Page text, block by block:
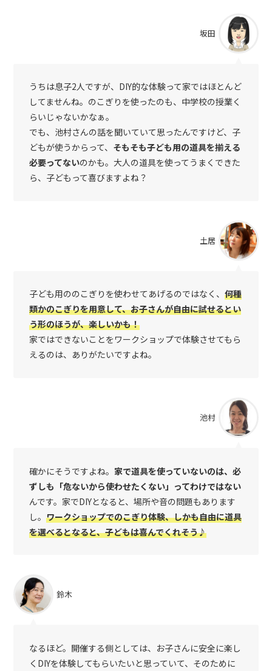
坂田
うちは息子2人ですが、DIY的な体験って家ではほとんど
してませんね。のこぎりを使ったのも、中学校の授業く
らいじゃないかなぁ。
でも、池村さんの話を聞いていて思ったんですけど、子
どもが使うからって、 そもそも子ども用の道具を揃える
必要ってないのかも。大人の道具を使ってうまくできた
ら、子どもって喜びますよね？
土居
子ども用ののこぎりを使わせてあげるのではなく、 何種
類かのこぎりを用意して、お子さんが自由に試せるとい
う形のほうが、楽しいかも！
家ではできないことをワークショップで体験させてもら
えるのは、ありがたいですよね。
池村
確かにそうですよね。 家で道具を使っていないのは、必
ずしも「危ないから使わせたくない」ってわけではない
んです。家でDIYとなると、場所や音の問題もあります
し。 ワークショップでのこぎり体験、しかも自由に道具
を選べるとなると、子どもは喜んでくれそう♪
鈴木
なるほど。開催する側としては、お子さんに安全に楽し
くDIYを体験してもらいたいと思っていて、そのために